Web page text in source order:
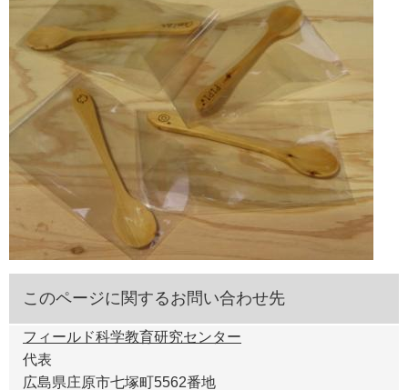
このページに関するお問い合わせ先
フィールド科学教育研究センター
代表
広島県庄原市七塚町5562番地